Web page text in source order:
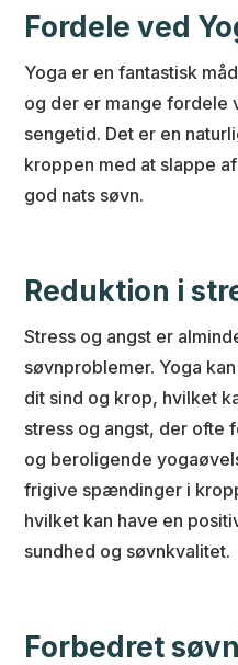
Fordele ved
Yoga er en fantastisk
og der er mange fordele
sengetid. Det er en
kroppen med at slappe
god nats søvn.
Reduktion i
Stress og angst er
søvnproblemer. Yoga
dit sind og krop, hvilket
stress og angst, der ofte
og beroligende
frigive spændinger i
hvilket kan have en
sundhed og søvnkvalitet.
Forbedret